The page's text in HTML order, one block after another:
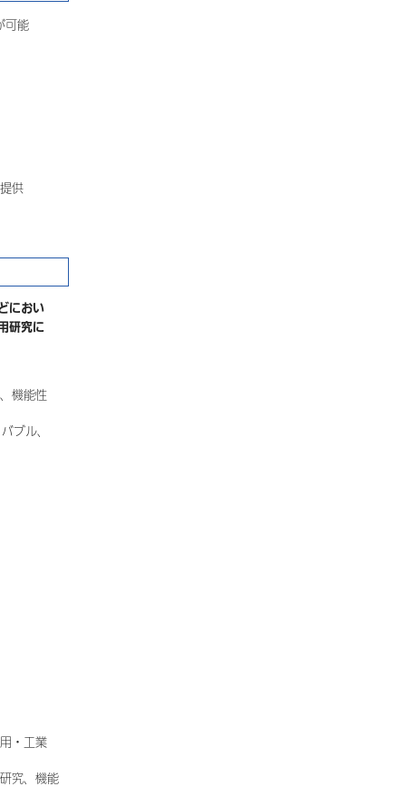
可能
供
におい
研究に
機能性
ブル、
・工業
究、機能